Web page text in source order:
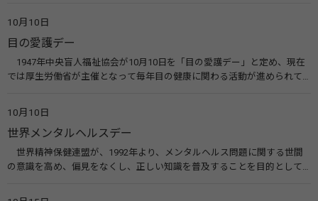
療研究会） 糖尿病ネットワーク
10月10日
目の愛護デー
1947年中央盲人福祉協会が10月10日を「目の愛護デー」と定め、現在
では厚生労働省が主催となって毎年目の健康に関わる活動が進められて
会）
10月10日
世界メンタルヘルスデー
世界精神保健連盟が、1992年より、メンタルヘルス問題に関する世間
の意識を高め、偏見をなくし、正しい知識を普及することを目的として、